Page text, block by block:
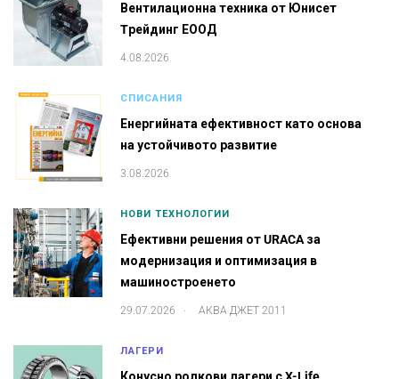
Вентилационна техника от Юнисет
Tрейдинг ЕООД
4.08.2026
СПИСАНИЯ
Енергийната ефективност като основа
на устойчивото развитие
3.08.2026
НОВИ ТЕХНОЛОГИИ
Ефективни решения от URACA за
модернизация и оптимизация в
машиностроенето
29.07.2026 АКВА ДЖЕТ 2011
ЛАГЕРИ